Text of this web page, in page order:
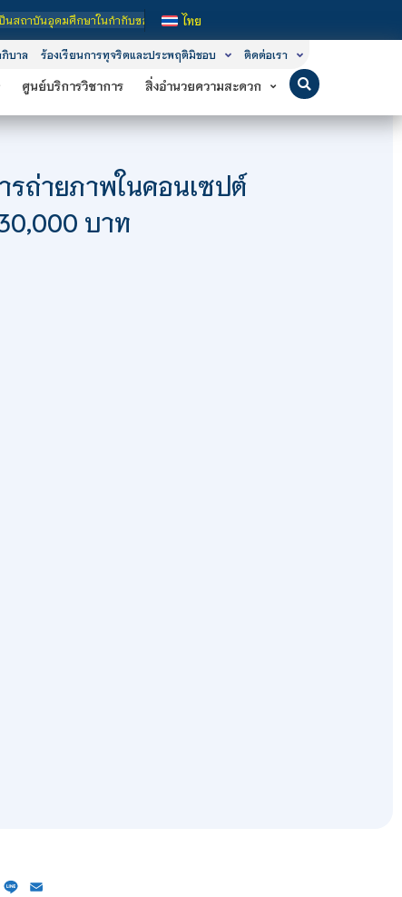
ษาในกำกับของรัฐ เปิดหลักสูตรการเรียนการสอน 3 ระดับ คือ ระดับประกาศนียบั
ไทย
ภิบาล ร้องเรียนการทุจริตและประพฤติมิชอบ ติดต่อเรา
ศูนย์บริการวิชาการ สิ่งอำนวยความสะดวก
ถ่ายภาพในคอนเซปต์
บาท
X Line